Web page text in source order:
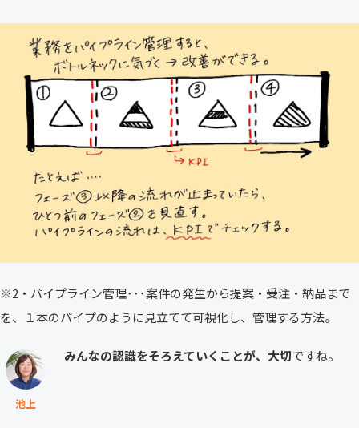
※2・パイプライン管理･･･案件の発生から提案・受注・納品まで
を、１本のパイプのように見立てて可視化し、管理する方法。
池上
みんなの認識をそろえていくことが、大切ですね。